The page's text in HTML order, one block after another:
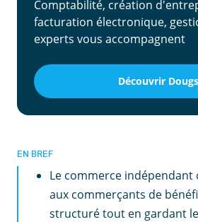
Comptabilité, création
facturation électronique,
experts vous accompagnent
Découvrir Dougs
EN BREF
Le commerce
aux commerçants de
structuré tout en gardant